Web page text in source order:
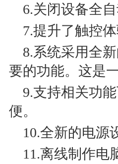
6.关闭设备全
7.提升了触控
8.系统采用全
要的功能。这是
9.支持相关功
便。
10.全新的电源
11.离线制作电